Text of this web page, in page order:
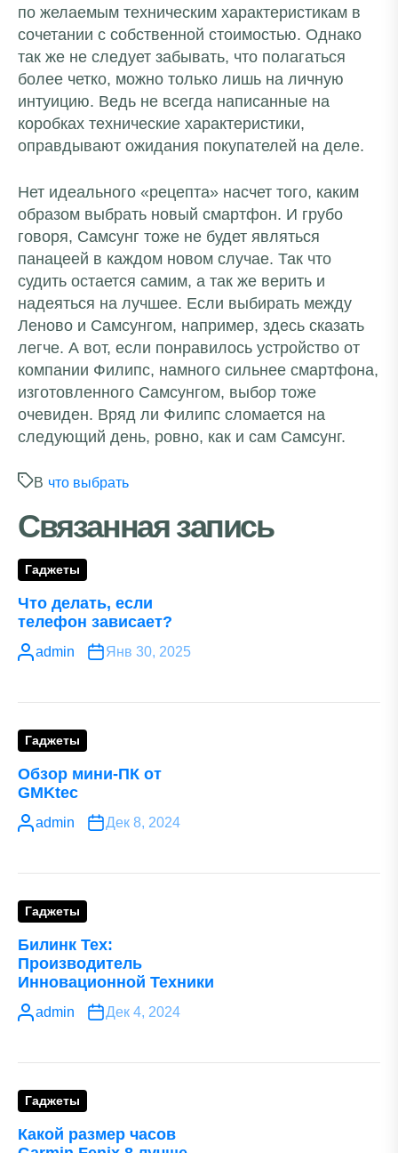
по желаемым техническим характеристикам в
сочетании с собственной стоимостью. Однако
так же не следует забывать, что полагаться
более четко, можно только лишь на личную
интуицию. Ведь не всегда написанные на
коробках технические характеристики,
оправдывают ожидания покупателей на деле.
Нет идеального «рецепта» насчет того, каким
образом выбрать новый смартфон. И грубо
говоря, Самсунг тоже не будет являться
панацеей в каждом новом случае. Так что
судить остается самим, а так же верить и
надеяться на лучшее. Если выбирать между
Леново и Самсунгом, например, здесь сказать
легче. А вот, если понравилось устройство от
компании Филипс, намного сильнее смартфона,
изготовленного Самсунгом, выбор тоже
очевиден. Вряд ли Филипс сломается на
следующий день, ровно, как и сам Самсунг.
В что выбрать
Связанная запись
Гаджеты
Что делать, если
телефон зависает?
admin Янв 30, 2025
Гаджеты
Обзор мини-ПК от
GMKtec
admin Дек 8, 2024
Гаджеты
Билинк Тех:
Производитель
Инновационной Техники
admin Дек 4, 2024
Гаджеты
Какой размер часов